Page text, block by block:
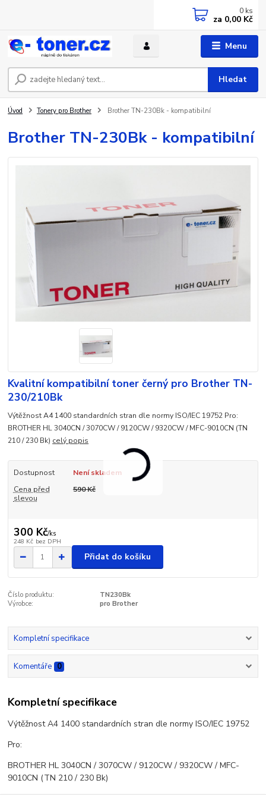
Menu
Hledat
0 ks
za 0,00 Kč
Úvod Tonery pro Brother Brother TN-230Bk - kompatibilní
Brother TN-230Bk - kompatibilní
Kvalitní kompatibilní toner černý pro Brother TN-
230/210Bk
Výtěžnost A4 1400 standardních stran dle normy ISO/IEC 19752 Pro:
BROTHER HL 3040CN / 3070CW / 9120CW / 9320CW / MFC-9010CN (TN
210 / 230 Bk) celý popis
Dostupnost
Není skladem
Cena před
slevou
590 Kč
300 Kč/ks
248 Kč bez DPH
Přidat do košíku
Číslo produktu:
TN230Bk
Výrobce:
pro Brother
Kompletní specifikace
Komentáře 0
Kompletní specifikace
Výtěžnost A4 1400 standardních stran dle normy ISO/IEC 19752
Pro:
BROTHER HL 3040CN / 3070CW / 9120CW / 9320CW / MFC-
9010CN (TN 210 / 230 Bk)